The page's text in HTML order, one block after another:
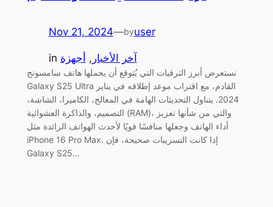
Nov 21, 2024—byuser
in آخر الأخبار , أجهزة
نستعرض أبرز الترقيات التي يُتوقع أن يحملها هاتف سامسونج
Galaxy S25 Ultra القادم، مع اقتراب موعد إطلاقه في يناير
2024. يتناول التحديثات الهامة في المعالج، الكاميرا، الشاشة،
التصميم، والذاكرة العشوائية (RAM)، والتي من شأنها تعزيز
أداء الهاتف وجعلها منافسًا قويًا لأحدث الهواتف الرائدة مثل
iPhone 16 Pro Max. إذا كانت التسريبات صحيحة، فإن
Galaxy S25…